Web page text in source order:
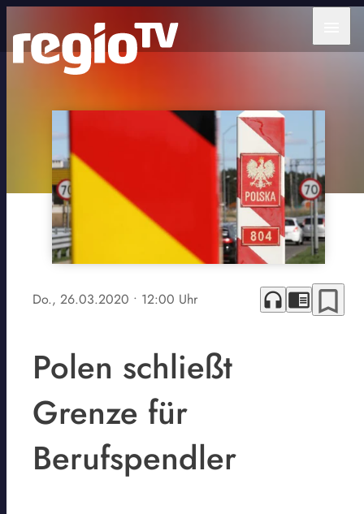
Do., 26.03.2020 • 12:00 Uhr headphones chrome_reader_mode bookmark_border
Polen schließt
Grenze für
Berufspendler